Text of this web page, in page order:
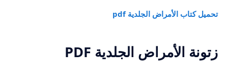
تحميل كتاب الأمراض الجلدية pdf
زتونة الأمراض الجلدية PDF